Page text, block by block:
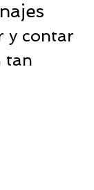
y contar
tan